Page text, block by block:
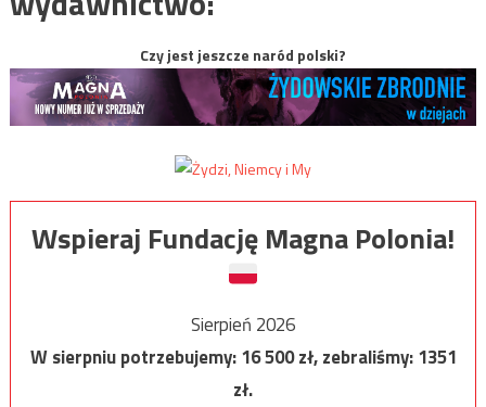
Czy jest jeszcze naród polski?
Wspieraj Fundację Magna Polonia!
Sierpień 2026
W sierpniu potrzebujemy:16 500zł, zebraliśmy:1351
zł.